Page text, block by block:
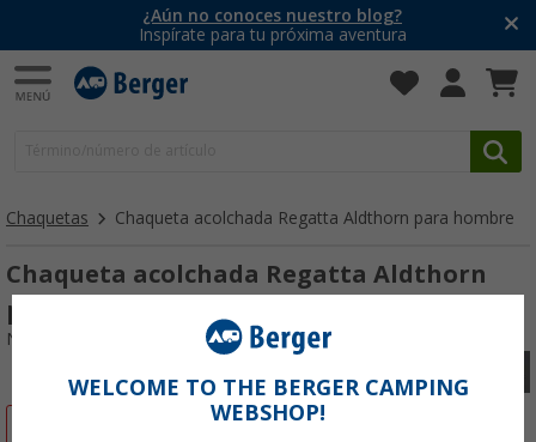
¿Aún no conoces nuestro blog?
Inspírate para tu próxima aventura
Chaquetas Chaqueta acolchada Regatta Aldthorn para hombre
Chaqueta acolchada Regatta Aldthorn
para hombre
Nº de artículo 228767XL
WELCOME TO THE BERGER CAMPING
WEBSHOP!